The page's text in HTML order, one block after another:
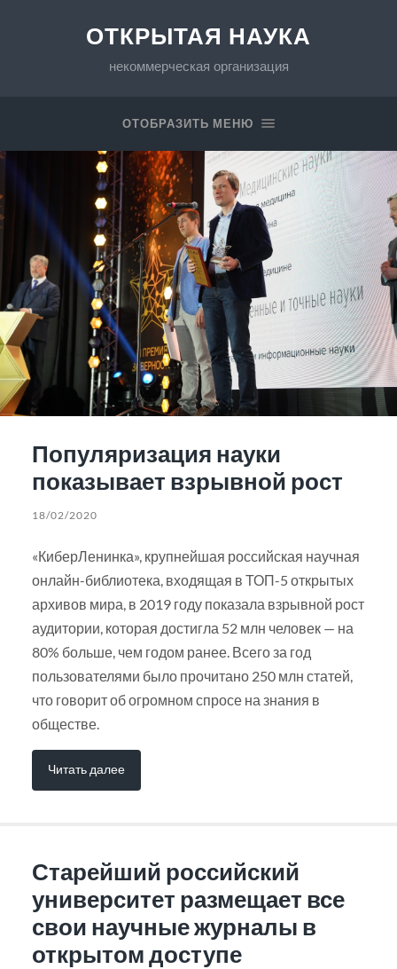
ОТКРЫТАЯ НАУКА
некоммерческая организация
ОТОБРАЗИТЬ МЕНЮ
Популяризация науки
показывает взрывной рост
18/02/2020
«КиберЛенинка», крупнейшая российская научная
онлайн-библиотека, входящая в ТОП-5 открытых
архивов мира, в 2019 году показала взрывной рост
аудитории, которая достигла 52 млн человек — на
80% больше, чем годом ранее. Всего за год
пользователями было прочитано 250 млн статей,
что говорит об огромном спросе на знания в
обществе.
Читать далее
Старейший российский
университет размещает все
свои научные журналы в
открытом доступе